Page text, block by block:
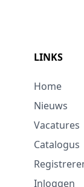
LINKS
Home
Nieuws
Vacatures
Catalogus
Inloggen